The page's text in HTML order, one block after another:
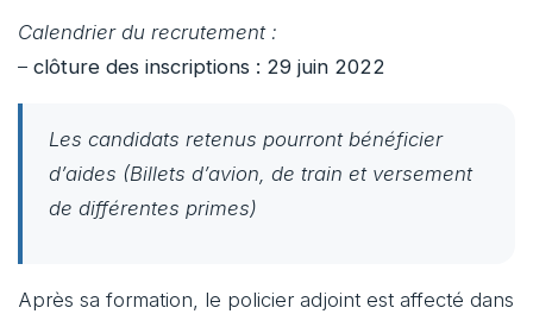
Calendrier du recrutement :
– clôture des inscriptions : 29 juin 2022
Les candidats retenus pourront bénéficier
d’aides (Billets d’avion, de train et versement
de différentes primes)
Après sa formation, le policier adjoint est affecté dans